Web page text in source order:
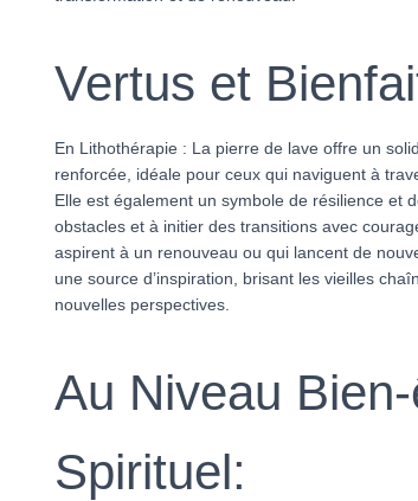
Vertus et
En Lithothérapie : La pierre de lave offre un
renforcée, idéale pour ceux qui naviguent à
Elle est également un symbole de résilience et
obstacles et à initier des transitions avec
aspirent à un renouveau ou qui lancent de
une source d’inspiration, brisant les vieilles
nouvelles perspectives.
Au Niveau
Spirituel: